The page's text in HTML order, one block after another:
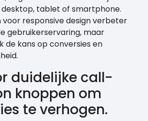
tablet of smartphone.
voor responsive design verbeter
gebruikerservaring, maar
de kans op conversies en
duidelijke call-
knoppen om
te verhogen.